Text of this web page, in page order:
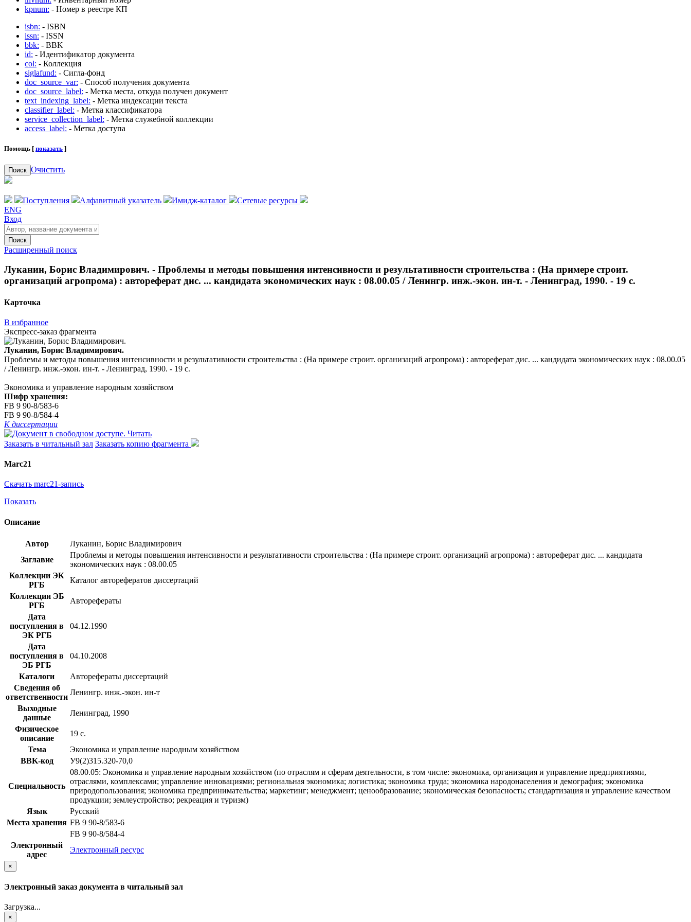
kpnum: - Номер в реестре КП
isbn: - ISBN
issn: - ISSN
bbk: - BBK
id: - Идентификатор документа
col: - Коллекция
siglafund: - Сигла-фонд
doc_source_var: - Способ получения документа
doc_source_label: - Метка места, откуда получен документ
text_indexing_label: - Метка индексации текста
classifier_label: - Метка классификатора
service_collection_label: - Метка служебной коллекции
access_label: - Метка доступа
Помощь [ показать ]
Поиск Очистить
Поступления Алфавитный указатель Имидж-каталог
Сетевые ресурсы
ENG
Вход
Поиск
Расширенный поиск
Луканин, Борис Владимирович. - Проблемы и методы повышения интенсивности и результативности строительства : (На примере строит.
организаций агропрома) : автореферат дис. ... кандидата экономических наук : 08.00.05 / Ленингр. инж.-экон. ин-т. - Ленинград, 1990. - 19 с.
Карточка
В избранное
Экспресс-заказ фрагмента
Луканин, Борис Владимирович.
Проблемы и методы повышения интенсивности и результативности строительства : (На примере строит. организаций агропрома) : автореферат дис. ... кандидата экономических наук : 08.00.05
/ Ленингр. инж.-экон. ин-т. - Ленинград, 1990. - 19 с.
Экономика и управление народным хозяйством
Шифр хранения:
FB 9 90-8/583-6
FB 9 90-8/584-4
К диссертации
Читать
Заказать в читальный зал Заказать копию фрагмента
Marc21
Скачать marc21-запись
Показать
Описание
Автор
Луканин, Борис Владимирович
Заглавие
Проблемы и методы повышения интенсивности и результативности строительства : (На примере строит. организаций агропрома) : автореферат дис. ... кандидата
экономических наук : 08.00.05
Коллекции ЭК
РГБ
Каталог авторефератов диссертаций
Коллекции ЭБ
РГБ
Авторефераты
Дата
поступления в
ЭК РГБ
04.12.1990
Дата
поступления в
ЭБ РГБ
04.10.2008
Каталоги
Авторефераты диссертаций
Сведения об
ответственности
Ленингр. инж.-экон. ин-т
Выходные
данные
Ленинград, 1990
Физическое
описание
19 с.
Тема
Экономика и управление народным хозяйством
BBK-код
У9(2)315.320-70,0
Специальность
08.00.05: Экономика и управление народным хозяйством (по отраслям и сферам деятельности, в том числе: экономика, организация и управление предприятиями,
отраслями, комплексами; управление инновациями; региональная экономика; логистика; экономика труда; экономика народонаселения и демография; экономика
природопользования; экономика предпринимательства; маркетинг; менеджмент; ценообразование; экономическая безопасность; стандартизация и управление качеством
продукции; землеустройство; рекреация и туризм)
Язык
Русский
Места хранения FB 9 90-8/583-6
FB 9 90-8/584-4
Электронный
адрес
Электронный ресурс
×
Электронный заказ документа в читальный зал
Загрузка...
×